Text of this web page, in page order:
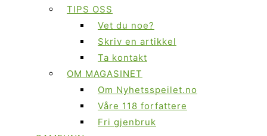
TIPS OSS
Vet du noe?
Skriv en artikkel
Ta kontakt
OM MAGASINET
Om Nyhetsspeilet.no
Våre 118 forfattere
Fri gjenbruk